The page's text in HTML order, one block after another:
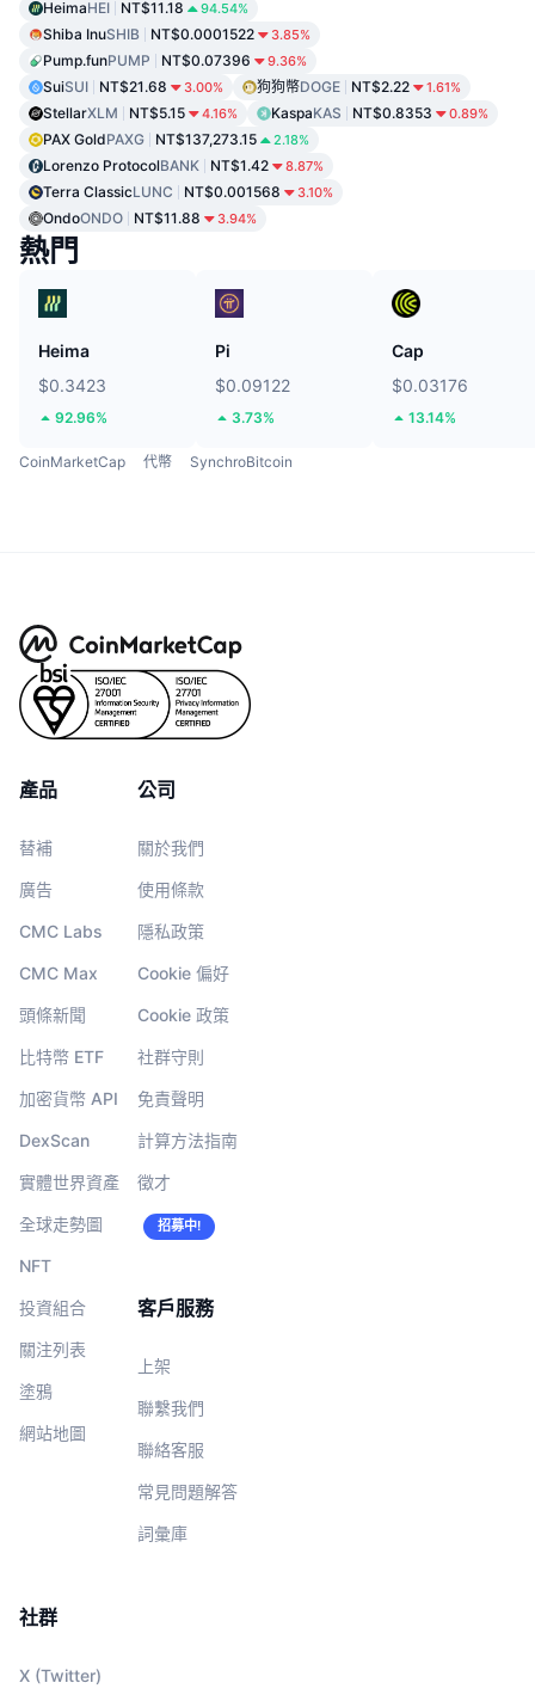
HeimaHEI NT$11.18 94.54%
Shiba InuSHIB NT$0.0001522 3.85%
Pump.funPUMP NT$0.07396 9.36%
SuiSUI NT$21.68 3.00% 狗狗幣DOGE NT$2.22 1.61%
StellarXLM NT$5.15 4.16% KaspaKAS NT$0.8353 0.89%
PAX GoldPAXG NT$137,273.15 2.18%
Lorenzo ProtocolBANK NT$1.42 8.87%
Terra ClassicLUNC NT$0.001568 3.10%
OndoONDO NT$11.88 3.94%
熱門
Heima
$0.3423
92.96%
Pi
$0.09122
3.73%
Cap
$0.03176
13.14%
CoinMarketCap 代幣 SynchroBitcoin
產品
替補
廣告
CMC Labs
CMC Max
頭條新聞
比特幣 ETF
加密貨幣 API
DexScan
實體世界資產
全球走勢圖
NFT
投資組合
關注列表
塗鴉
網站地圖
公司
關於我們
使用條款
隱私政策
Cookie 偏好
Cookie 政策
社群守則
免責聲明
計算方法指南
徵才
招募中!
客戶服務
上架
聯繫我們
聯絡客服
常見問題解答
詞彙庫
社群
X (Twitter)